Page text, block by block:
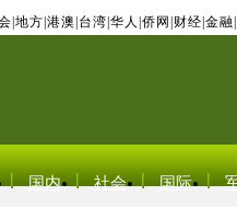
地方 港澳 台湾 华人 侨网 财经 金融
国内 社会 国际